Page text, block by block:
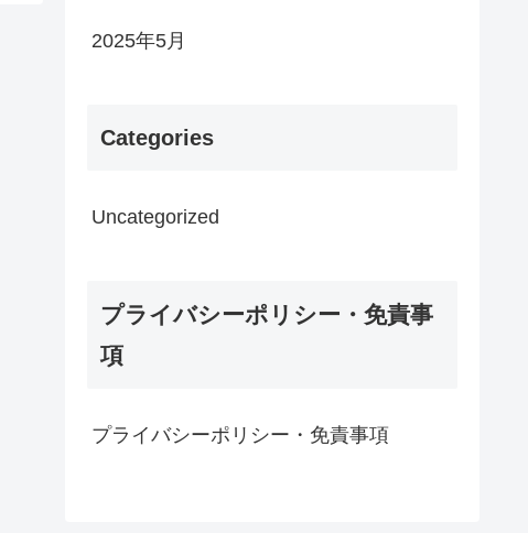
2025年5月
Categories
Uncategorized
プライバシーポリシー・免責事
項
プライバシーポリシー・免責事項